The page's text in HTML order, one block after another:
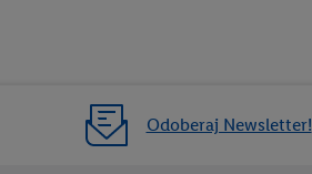
Odoberaj Newsletter!